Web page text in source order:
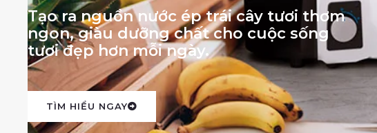
Tạo ra nguồn nước ép trái cây tươi thơm
ngon, giàu dưỡng chất cho cuộc sống
tươi đẹp hơn mỗi ngày.
TÌM HIỂU NGAY